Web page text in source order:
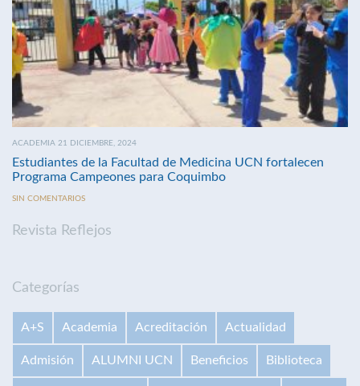
ACADEMIA 21 DICIEMBRE, 2024
Estudiantes de la Facultad de Medicina UCN fortalecen
Programa Campeones para Coquimbo
SIN COMENTARIOS
Revista Reflejos
Categorías
A+S Academia Acreditación Actualidad
Admisión ALUMNI UCN Beneficios Biblioteca